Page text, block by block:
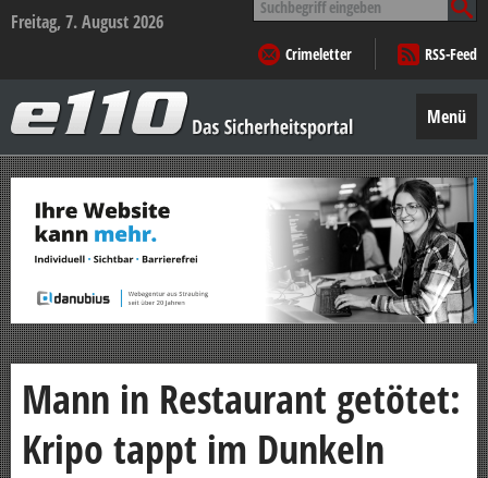
Freitag, 7. August 2026
nach:
Crimeletter
RSS-Feed
–
Das
Sicherheitsportal
Menü
Zum
Inhalt
springen
Mann in Restaurant getötet:
Kripo tappt im Dunkeln